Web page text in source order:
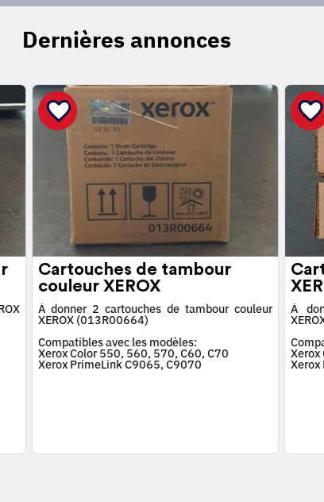
Dernières annonces
Cartouches de tambour
couleur XEROX
À donner 2 cartouches de tambour couleur
XEROX (013R00664)
Compatibles avec les modèles:
Xerox Color 550, 560, 570, C60, C70
Xerox PrimeLink C9065, C9070
À
Xerox
Xerox